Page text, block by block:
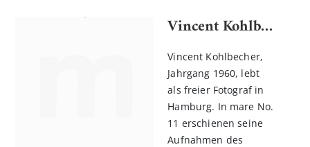
Vincent Kohlbecher
Vincent Kohlbecher,
Jahrgang 1960, lebt
als freier Fotograf in
Hamburg. In mare No.
11 erschienen seine
Aufnahmen des